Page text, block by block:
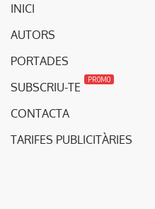
INICI
AUTORS
PORTADES
SUBSCRIU-TE
PROMO
CONTACTA
TARIFES PUBLICITÀRIES